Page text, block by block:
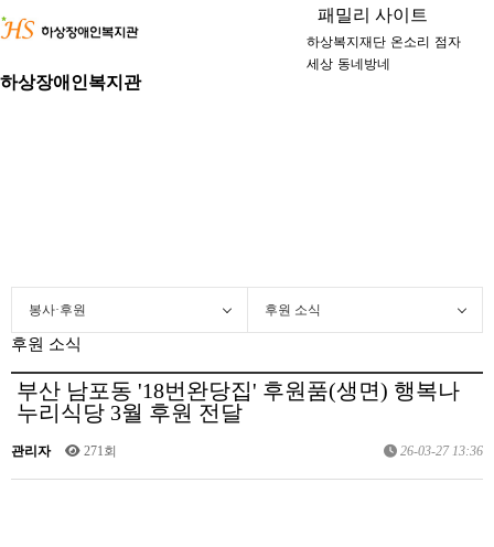
하상장애인복지관
봉사·후원 후원 소식
후원 소식
부산 남포동 '18번완당집' 후원품(생면) 행복나
누리식당 3월 후원 전달
관리자 271회 26-03-27 13:36
패밀리 사이트
하상복지재단 온소리
점자
세상 동네방네